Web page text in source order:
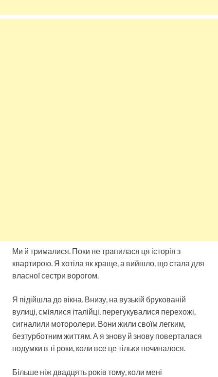
Ми й трималися. Поки не трапилася ця історія з
квартирою. Я хотіла як краще, а вийшло, що стала для
власної сестри ворогом.
Я підійшла до вікна. Внизу, на вузькій брукованій
вулиці, сміялися італійці, перегукувалися перехожі,
сигналили моторолери. Вони жили своїм легким,
безтурботним життям. А я знову й знову поверталася
подумки в ті роки, коли все це тільки починалося.
Більше ніж двадцять років тому, коли мені